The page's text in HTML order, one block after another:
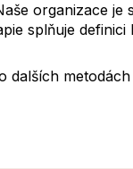
organizace
splňuje
dalších